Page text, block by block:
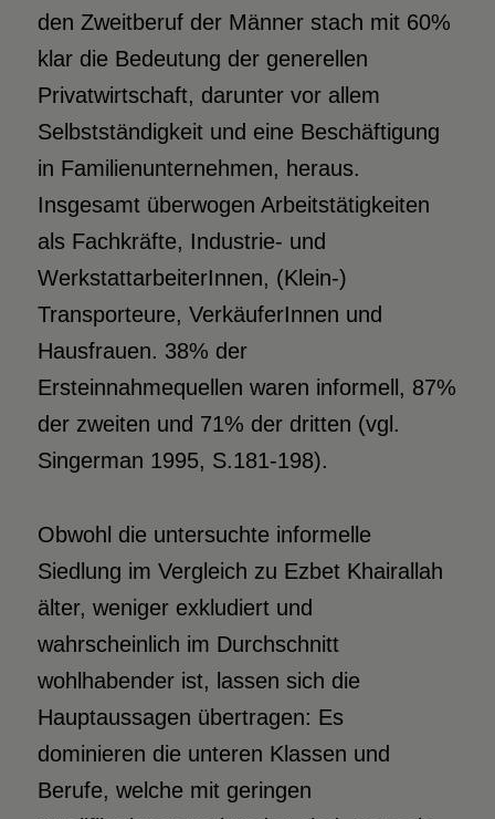
den Zweitberuf der Männer stach mit 60%
klar die Bedeutung der generellen
Privatwirtschaft, darunter vor allem
Selbstständigkeit und eine Beschäftigung
in Familienunternehmen, heraus.
Insgesamt überwogen Arbeitstätigkeiten
als Fachkräfte, Industrie- und
WerkstattarbeiterInnen, (Klein-)
Transporteure, VerkäuferInnen und
Hausfrauen. 38% der
Ersteinnahmequellen waren informell, 87%
der zweiten und 71% der dritten (vgl.
Singerman 1995, S.181-198).
Obwohl die untersuchte informelle
Siedlung im Vergleich zu Ezbet Khairallah
älter, weniger exkludiert und
wahrscheinlich im Durchschnitt
wohlhabender ist, lassen sich die
Hauptaussagen übertragen: Es
dominieren die unteren Klassen und
Berufe, welche mit geringen